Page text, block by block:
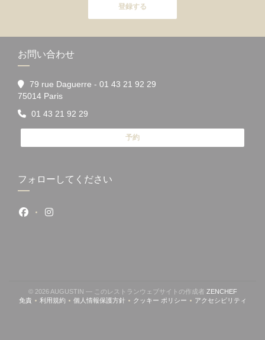
登録する
お問い合わせ
79 rue Daguerre - 01 43 21 92 29
75014 Paris((新しいウィンドウで開きます))
01 43 21 92 29
予約
フォローしてください
Facebook ((新しいウィンドウで開きます))
Instagram ((新しいウィンドウで開きます))
© 2026 AUGUSTIN — このレストランウェブサイトの作成者 ZENCHEF((新しい
免責((新しいウィンドウで開きます))
利用規約((新しいウィンドウで開きます))
個人情報保護方針((新しいウィンドウで開きます))
クッキー ポリシー((新しいウィンドウで開きます))
アクセシビリティ
((新しいウィ